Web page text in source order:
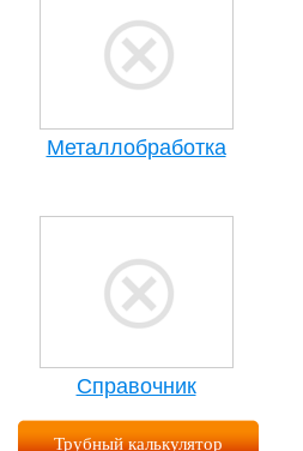
Металлобработка
Справочник
Трубный калькулятор